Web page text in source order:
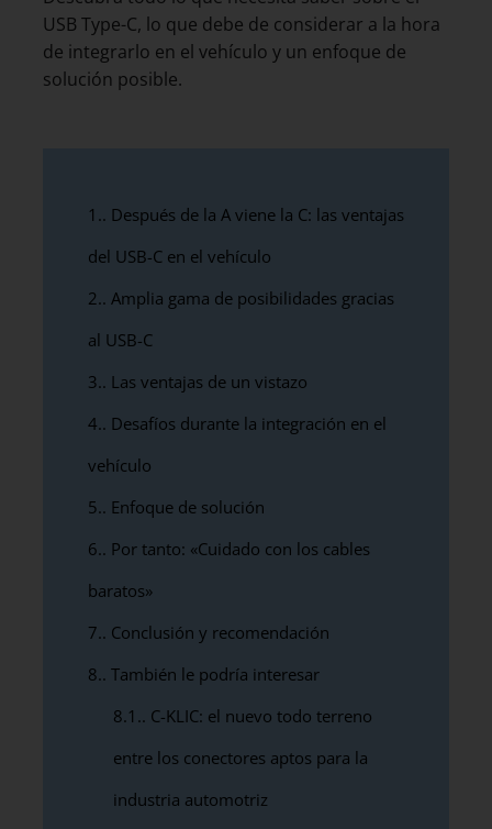
USB Type-C, lo que debe de considerar a la hora
de integrarlo en el vehículo y un enfoque de
solución posible.
1. Después de la A viene la C: las ventajas
del USB-C en el vehículo
2. Amplia gama de posibilidades gracias
al USB-C
3. Las ventajas de un vistazo
4. Desafíos durante la integración en el
vehículo
5. Enfoque de solución
6. Por tanto: «Cuidado con los cables
baratos»
7. Conclusión y recomendación
8. También le podría interesar
8.1. C-KLIC: el nuevo todo terreno
entre los conectores aptos para la
industria automotriz